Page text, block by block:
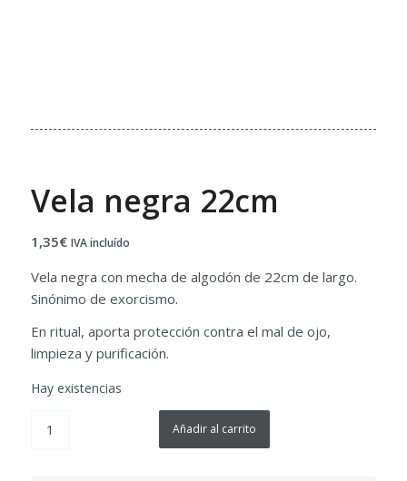
Vela negra 22cm
1,35€ IVA incluído
Vela negra con mecha de algodón de 22cm de largo.
Sinónimo de exorcismo.
En ritual, aporta protección contra el mal de ojo,
limpieza y purificación.
Hay existencias
Añadir al carrito